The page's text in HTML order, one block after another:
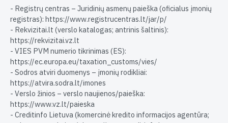
- Registrų centras – Juridinių asmenų paieška (oficialus įmonių
registras): https://www.registrucentras.lt/jar/p/
- Rekvizitai.lt (verslo katalogas; antrinis šaltinis):
https://rekvizitai.vz.lt
- VIES PVM numerio tikrinimas (ES):
https://ec.europa.eu/taxation_customs/vies/
- Sodros atviri duomenys – įmonių rodikliai:
https://atvira.sodra.lt/imones
- Verslo žinios – verslo naujienos/paieška:
https://www.vz.lt/paieska
- Creditinfo Lietuva (komercinė kredito informacijos agentūra;